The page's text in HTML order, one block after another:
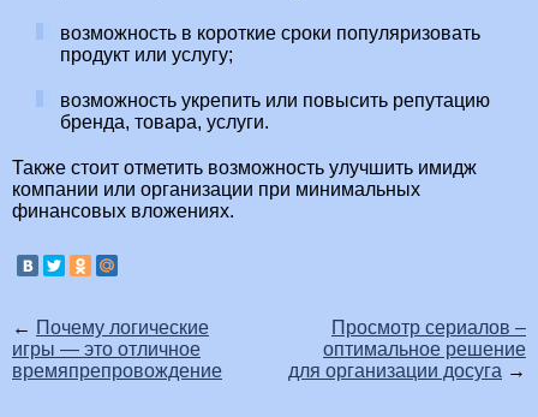
возможность в короткие сроки популяризовать
продукт или услугу;
возможность укрепить или повысить репутацию
бренда, товара, услуги.
Также стоит отметить возможность улучшить имидж
компании или организации при минимальных
финансовых вложениях.
← Почему логические
игры — это отличное
времяпрепровождение
Просмотр сериалов –
оптимальное решение
для организации досуга →